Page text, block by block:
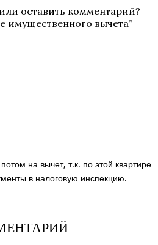
оставить комментарий?
имущественного вычета”
на вычет, т.к. по этой квартире
в налоговую инспекцию.